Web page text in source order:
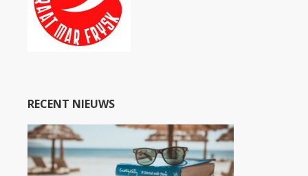
RECENT NIEUWS